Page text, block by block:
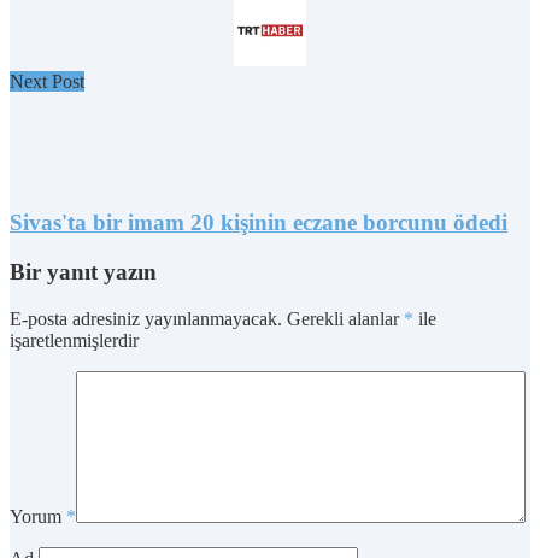
Next Post
Sivas'ta bir imam 20 kişinin eczane borcunu ödedi
Bir yanıt yazın
E-posta adresiniz yayınlanmayacak. Gerekli alanlar * ile
işaretlenmişlerdir
Yorum *